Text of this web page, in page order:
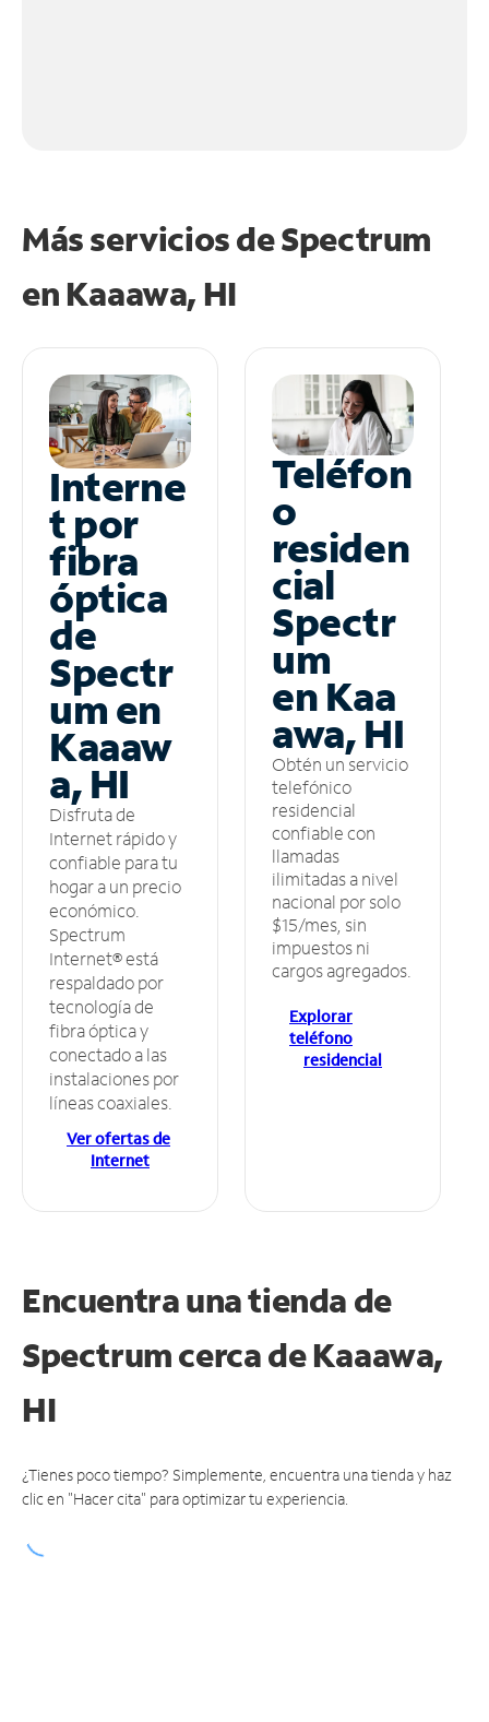
Más servicios de Spectrum
en Kaaawa, HI
Interne
t por
fibra
óptica
de
Spectr
um en
Kaaaw
a, HI
Disfruta de
Internet rápido y
confiable para tu
hogar a un precio
económico.
Spectrum
Internet® está
respaldado por
tecnología de
fibra óptica y
conectado a las
instalaciones por
líneas coaxiales.
Ver ofertas de
Internet
Teléfon
o
residen
cial
Spectr
um
en Kaa
awa, HI
Obtén un servicio
telefónico
residencial
confiable con
llamadas
ilimitadas a nivel
nacional por solo
$15/mes, sin
impuestos ni
cargos agregados.
Explorar
teléfono
residencial
Encuentra una tienda de
Spectrumcerca de Kaaawa,
HI
¿Tienes poco tiempo? Simplemente, encuentra una tienda y haz
clic en "Hacer cita" para optimizar tu experiencia.